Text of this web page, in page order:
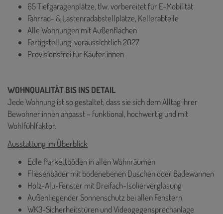
65 Tiefgaragenplätze, tlw. vorbereitet für E-Mobilität
Fahrrad- & Lastenradabstellplätze, Kellerabteile
Alle Wohnungen mit Außenflächen
Fertigstellung: voraussichtlich 2027
Provisionsfrei für Käufer:innen
WOHNQUALITÄT BIS INS DETAIL
Jede Wohnung ist so gestaltet, dass sie sich dem Alltag ihrer
Bewohner:innen anpasst – funktional, hochwertig und mit
Wohlfühlfaktor.
Ausstattung im Überblick
Edle Parkettböden in allen Wohnräumen
Fliesenbäder mit bodenebenen Duschen oder Badewannen
Holz-Alu-Fenster mit Dreifach-Isolierverglasung
Außenliegender Sonnenschutz bei allen Fenstern
WK3-Sicherheitstüren und Videogegensprechanlage